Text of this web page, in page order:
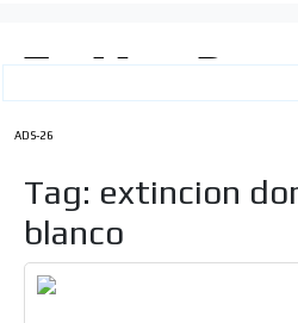
ADS-26
Tag: extincion
blanco